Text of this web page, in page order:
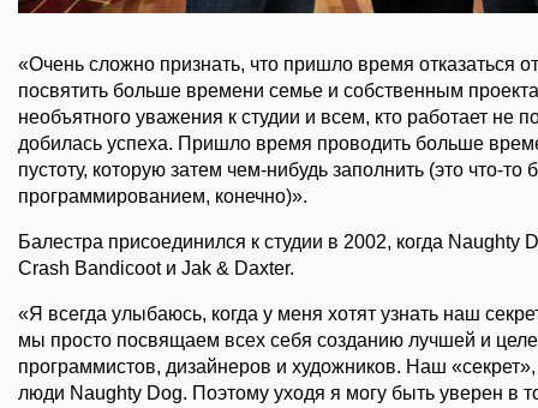
«Очень сложно признать, что пришло время отказаться
посвятить больше времени семье и собственным
необъятного уважения к студии и всем, кто работает не
добилась успеха. Пришло время проводить больше
пустоту, которую затем чем-нибудь заполнить (это что-то
программированием, конечно)».
Балестра присоединился к студии в 2002, когда Naughty
Crash Bandicoot и Jak & Daxter.
«Я всегда улыбаюсь, когда у меня хотят узнать наш
мы просто посвящаем всех себя созданию лучшей и
программистов, дизайнеров и художников. Наш «секрет»,
люди Naughty Dog. Поэтому уходя я могу быть уверен в